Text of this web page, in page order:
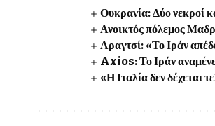
Ουκρανία: Δύο νεκροί
Ανοικτός πόλεμος
Αραγτσί: «Το Ιράν
Axios: Το Ιράν
«Η Ιταλία δεν δέχεται